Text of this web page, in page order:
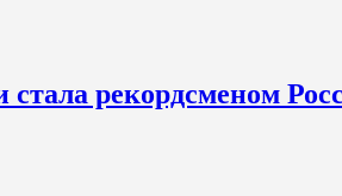
стала рекордсменом